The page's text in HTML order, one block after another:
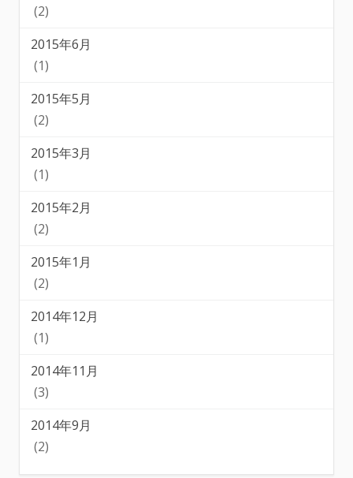
(2)
2015年6月
(1)
2015年5月
(2)
2015年3月
(1)
2015年2月
(2)
2015年1月
(2)
2014年12月
(1)
2014年11月
(3)
2014年9月
(2)